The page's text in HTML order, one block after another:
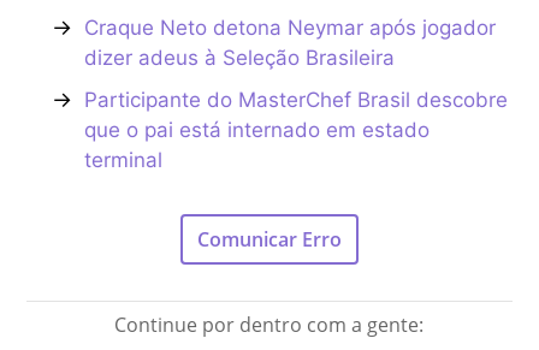
→ Craque Neto detona Neymar após jogador
dizer adeus à Seleção Brasileira
→ Participante do MasterChef Brasil descobre
que o pai está internado em estado
terminal
Comunicar Erro
Continue por dentro com a gente: